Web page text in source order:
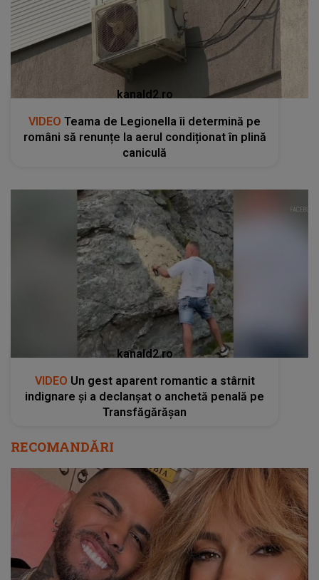
kanald2.ro
VIDEO Teama de Legionella îi determină pe
români să renunțe la aerul condiționat în plină
caniculă
kanald2.ro
VIDEO Un gest aparent romantic a stârnit
indignare și a declanșat o anchetă penală pe
Transfăgărășan
RECOMANDĂRI